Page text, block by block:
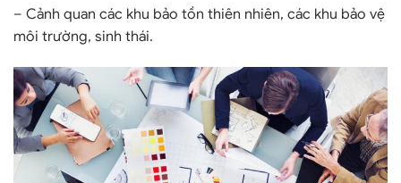
– Cảnh quan các khu bảo tồn thiên nhiên, các khu bảo vệ
môi trường, sinh thái.